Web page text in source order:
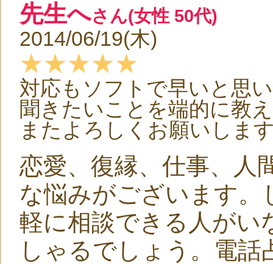
先生へさん(女性 50代)
2014/06/19(木)
★★★★★
対応もソフトで早いと思
聞きたいことを端的に教
またよろしくお願いしま
恋愛、復縁、仕事、人
な悩みがございます
軽に相談できる人がい
しゃるでしょう。電